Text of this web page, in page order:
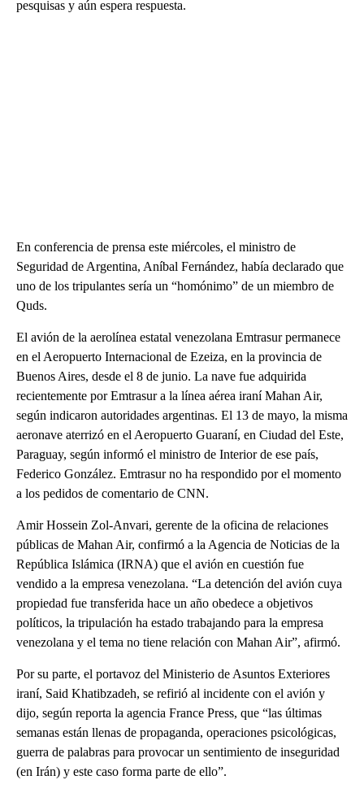
pesquisas y aún espera respuesta.
En conferencia de prensa este miércoles, el ministro de
Seguridad de Argentina, Aníbal Fernández, había declarado que
uno de los tripulantes sería un “homónimo” de un miembro de
Quds.
El avión de la aerolínea estatal venezolana Emtrasur permanece
en el Aeropuerto Internacional de Ezeiza, en la provincia de
Buenos Aires, desde el 8 de junio. La nave fue adquirida
recientemente por Emtrasur a la línea aérea iraní Mahan Air,
según indicaron autoridades argentinas. El 13 de mayo, la misma
aeronave aterrizó en el Aeropuerto Guaraní, en Ciudad del Este,
Paraguay, según informó el ministro de Interior de ese país,
Federico González. Emtrasur no ha respondido por el momento
a los pedidos de comentario de CNN.
Amir Hossein Zol-Anvari, gerente de la oficina de relaciones
públicas de Mahan Air, confirmó a la Agencia de Noticias de la
República Islámica (IRNA) que el avión en cuestión fue
vendido a la empresa venezolana. “La detención del avión cuya
propiedad fue transferida hace un año obedece a objetivos
políticos, la tripulación ha estado trabajando para la empresa
venezolana y el tema no tiene relación con Mahan Air”, afirmó.
Por su parte, el portavoz del Ministerio de Asuntos Exteriores
iraní, Said Khatibzadeh, se refirió al incidente con el avión y
dijo, según reporta la agencia France Press, que “las últimas
semanas están llenas de propaganda, operaciones psicológicas,
guerra de palabras para provocar un sentimiento de inseguridad
(en Irán) y este caso forma parte de ello”.